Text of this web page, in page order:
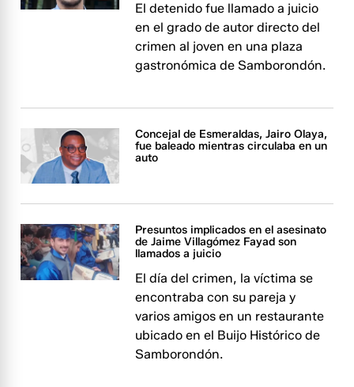
El detenido fue llamado a juicio
en el grado de autor directo del
crimen al joven en una plaza
gastronómica de Samborondón.
Concejal de Esmeraldas, Jairo Olaya,
fue baleado mientras circulaba en un
auto
Presuntos implicados en el asesinato
de Jaime Villagómez Fayad son
llamados a juicio
El día del crimen, la víctima se
encontraba con su pareja y
varios amigos en un restaurante
ubicado en el Buijo Histórico de
Samborondón.